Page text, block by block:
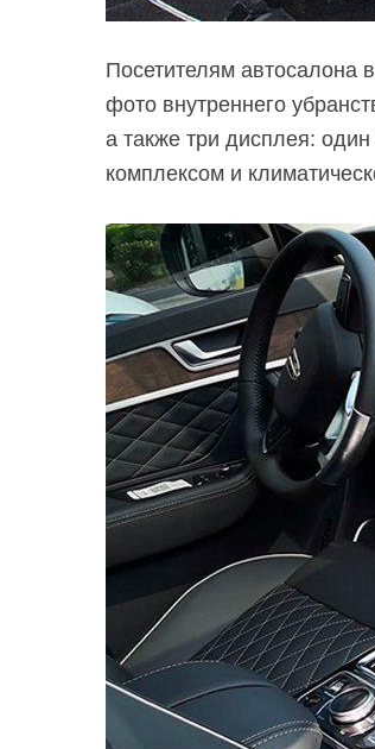
Посетителям автосалона
фото внутреннего
а также три дисплея:
комплексом и